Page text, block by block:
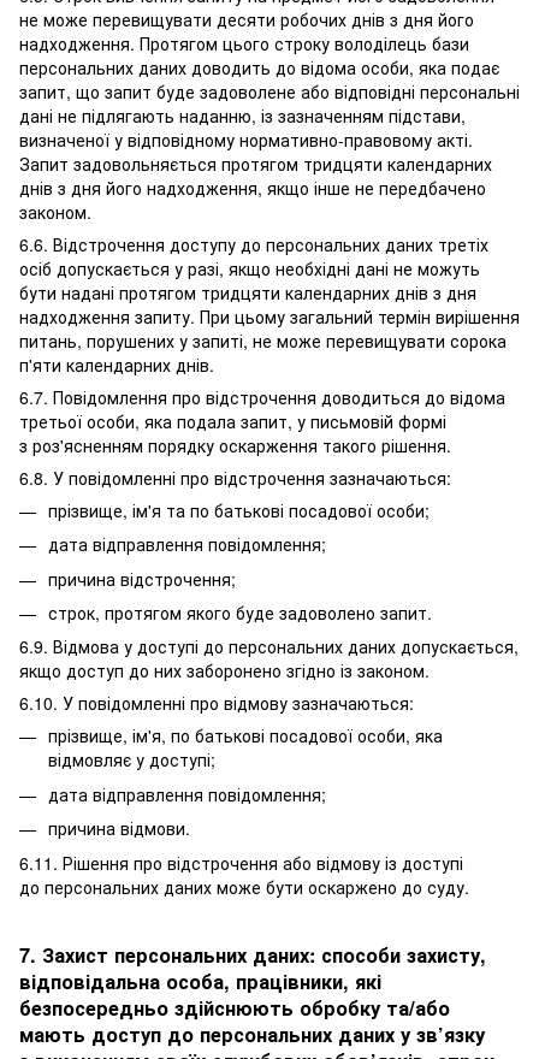
не може перевищувати десяти робочих днів з дня його
надходження. Протягом цього строку володілець бази
персональних даних доводить до відома особи, яка подає
запит, що запит буде задоволене або відповідні персональні
дані не підлягають наданню, із зазначенням підстави,
визначеної у відповідному нормативно-правовому акті.
Запит задовольняється протягом тридцяти календарних
днів з дня його надходження, якщо інше не передбачено
законом.
6.6. Відстрочення доступу до персональних даних третіх
осіб допускається у разі, якщо необхідні дані не можуть
бути надані протягом тридцяти календарних днів з дня
надходження запиту. При цьому загальний термін вирішення
питань, порушених у запиті, не може перевищувати сорока
п'яти календарних днів.
6.7. Повідомлення про відстрочення доводиться до відома
третьої особи, яка подала запит, у письмовій формі
з роз'ясненням порядку оскарження такого рішення.
6.8. У повідомленні про відстрочення зазначаються:
прізвище, ім'я та по батькові посадової особи;
дата відправлення повідомлення;
причина відстрочення;
строк, протягом якого буде задоволено запит.
6.9. Відмова у доступі до персональних даних допускається,
якщо доступ до них заборонено згідно із законом.
6.10. У повідомленні про відмову зазначаються:
прізвище, ім'я, по батькові посадової особи, яка
відмовляє у доступі;
дата відправлення повідомлення;
причина відмови.
6.11. Рішення про відстрочення або відмову із доступі
до персональних даних може бути оскаржено до суду.
7. Захист персональних даних: способи захисту,
відповідальна особа, працівники, які
безпосередньо здійснюють обробку та/або
мають доступ до персональних даних у зв’язку